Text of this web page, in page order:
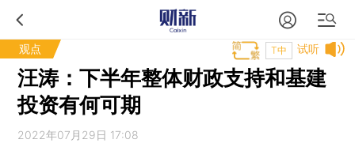
观点 试听
T中
汪涛：下半年整体财政支持和基建
投资有何可期
2022年07月29日 17:08